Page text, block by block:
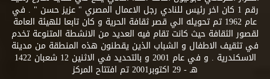
رقم 1 كان اخر رئيس للنادي رجل الاعمال المصري " عزيز حسن " . في
عام 1962 تم تحويله الي قصر ثقافة الحرية و كان تابعا للهيئة العامة
لقصور الثقافة حيث كانت تقام فيه العديد من الانشطة المتنوعة تخدم
في تثقيف الاطفال و الشباب الذين يقطنون هذه المنطقة من مدينة
الاسكندرية . و في عام 2001 و بالتحديد في الاثنين 12 شعبان 1422
هـ - 29 اكتوبر2001 تم افتتاح المركز